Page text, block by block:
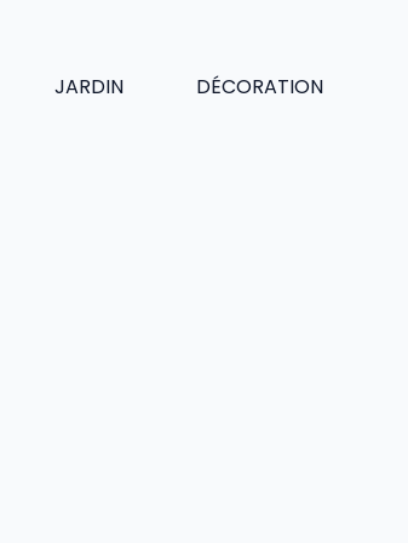
JARDIN DÉCORATION